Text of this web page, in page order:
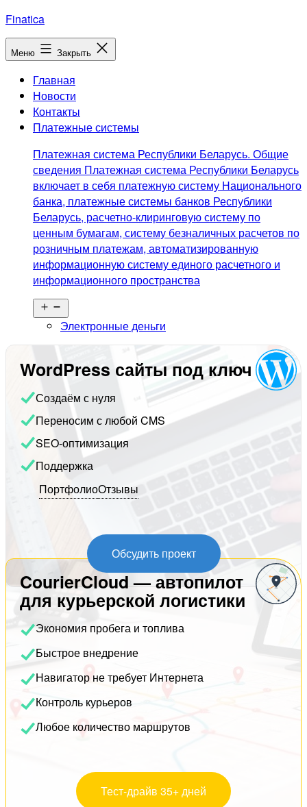
Перейти
к
содержимому
Finatica
Меню Закрыть
Главная
Новости
Контакты
Платежные системы
Платежная система Республики Беларусь. Общие
сведения Платежная система Республики Беларусь
включает в себя платежную систему Национального
банка, платежные системы банков Республики
Беларусь, расчетно-клиринговую систему по
ценным бумагам, систему безналичных расчетов по
розничным платежам, автоматизированную
информационную систему единого расчетного и
информационного пространства
меню
Электронные деньги
WordPress сайты под ключ
Создаём с нуля
Переносим с любой CMS
SEO-оптимизация
Поддержка
ПортфолиоОтзывы
Обсудить проект
CourierCloud — автопилот
для курьерской логистики
Экономия пробега и топлива
Быстрое внедрение
Навигатор не требует Интернета
Контроль курьеров
Любое количество маршрутов
Тест-драйв 35+ дней